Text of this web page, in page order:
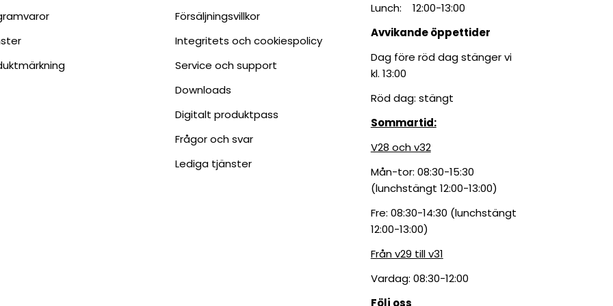
Försäljningsvillkor
Integritets och cookiespolicy
Service och support
Downloads
Digitalt produktpass
Frågor och svar
Lediga tjänster
Lunch: 12:00-13:00
Avvikande öppettider
Dag före röd dag stänger vi
kl. 13:00
Röd dag: stängt
Sommartid:
V28 och v32
Mån-tor: 08:30-15:30
(lunchstängt 12:00-13:00)
Fre: 08:30-14:30 (lunchstängt
12:00-13:00)
Från v29 till v31
Vardag: 08:30-12:00
Följ oss